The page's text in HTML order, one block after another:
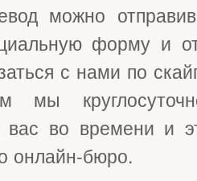
можно
форму и
с нами по
мы
вас во времени и
онлайн-бюро.